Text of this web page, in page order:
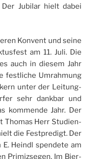
Jubi­lar hielt dabei
Konvent und seine
am 11. Juli. Die
auch in die­sem Jahr
fest­liche Umrah­mung
unter der Lei­tung­
sehr dank­bar und
kom­mende Jahr. Der
Tho­mas Herr Stu­dien­
die Fest­pre­digt. Der
Heindl spen­dete am
Pri­miz­se­gen. Im Bier­